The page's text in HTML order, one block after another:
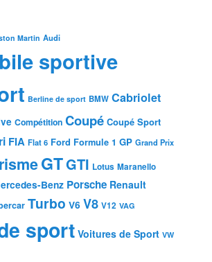
Martin Audi
sportive
Berline de sport BMW Cabriolet
Compétition Coupé Coupé Sport
FIA Flat 6 Ford Formule 1 GP Grand Prix
GTGTI Lotus Maranello
Benz Porsche Renault
Turbo V6 V8 V12 VAG
sport Voitures de Sport VW